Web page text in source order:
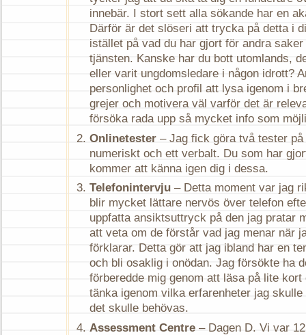
innebär. I stort sett alla sökande har en
Därför är det slöseri att trycka på detta i
istället på vad du har gjort för andra
tjänsten. Kanske har du bott utomlands,
eller varit ungdomsledare i någon idrott?
personlighet och profil att lysa igenom i
grejer och motivera väl varför det är
försöka rada upp så mycket info som
Onlinetester – Jag fick göra två tester
numeriskt och ett verbalt. Du som har
kommer att känna igen dig i dessa.
Telefonintervju – Detta moment var jag
blir mycket lättare nervös över telefon
uppfatta ansiktsuttryck på den jag pratar
att veta om de förstår vad jag menar när
förklarar. Detta gör att jag ibland har en
och bli osaklig i onödan. Jag försökte ha
förberedde mig genom att läsa på lite
tänka igenom vilka erfarenheter jag
det skulle behövas.
Assessment Centre – Dagen D. Vi var